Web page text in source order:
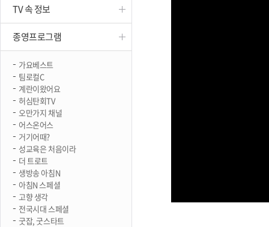
TV 속 정보
종영프로그램
가요베스트
팀로컬C
계란이왔어요
허심탄회TV
오만가지 채널
어스온어스
거기어때?
성교육은 처음이라
더 트로트
생방송 아침N
아침N 스페셜
고향 생각
전국시대 스페셜
굿잡, 굿스타트